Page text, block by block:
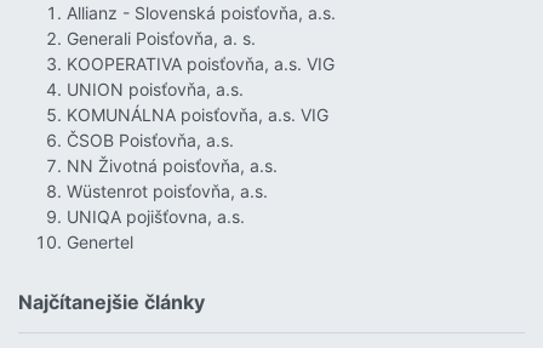
Allianz - Slovenská poisťovňa, a.s.
Generali Poisťovňa, a. s.
KOOPERATIVA poisťovňa, a.s. VIG
UNION poisťovňa, a.s.
KOMUNÁLNA poisťovňa, a.s. VIG
ČSOB Poisťovňa, a.s.
NN Životná poisťovňa, a.s.
Wüstenrot poisťovňa, a.s.
UNIQA pojišťovna, a.s.
Genertel
Najčítanejšie články